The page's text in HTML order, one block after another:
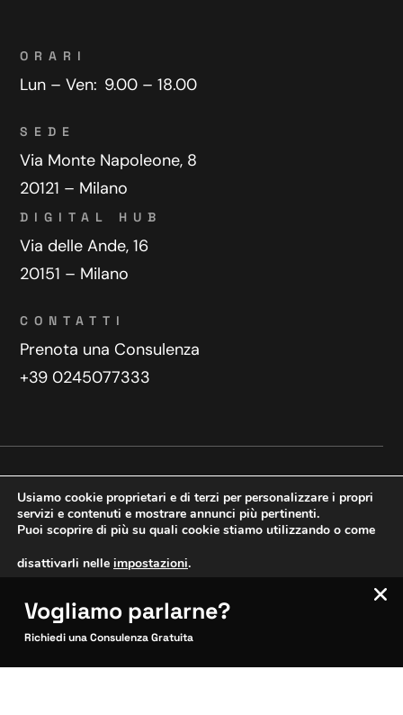
ORARI
Lun – Ven: 9.00 – 18.00
SEDE
Via Monte Napoleone, 8
20121 – Milano
DIGITAL HUB
Via delle Ande, 16
20151 – Milano
CONTATTI
Prenota una Consulenza
+39 0245077333
Copyright © 2025 WeDoDigital
Creazione e sviluppo siti web
SITOCERTO®
Questo sito è attendibile
Usiamo cookie proprietari e di terzi per personalizzare i propri
servizi e contenuti e mostrare annunci più pertinenti.
Puoi scoprire di più su quali cookie stiamo utilizzando o come
disattivarli nelle impostazioni.
Accetta Impostazioni
Vogliamo parlarne?
Richiedi una Consulenza Gratuita